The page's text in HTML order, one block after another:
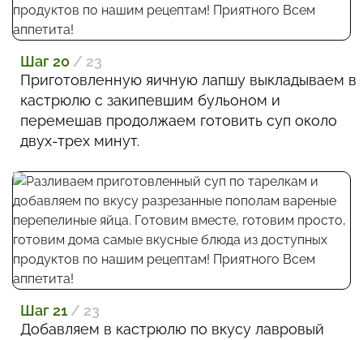
Шаг 20 / 23
Приготовленную яичную лапшу выкладываем в
кастрюлю с закипевшим бульоном и
перемешав продолжаем готовить суп около
двух-трех минут.
Шаг 21 / 23
Добавляем в кастрюлю по вкусу лавровый